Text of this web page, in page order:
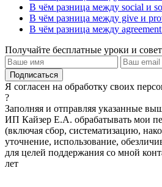
В чём разница между social и
В чём разница между give и
В чём разница между
Получайте бесплатные уроки и
Я согласен на обработку своих
?
Заполняя и отправляя указанные
ИП Кайзер Е.А. обрабатывать мои
(включая сбор, систематизацию,
уточнение, использование,
для целей поддержания со мной
лет